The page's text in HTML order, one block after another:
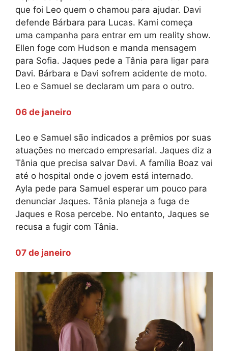
que foi Leo quem o chamou para ajudar. Davi
defende Bárbara para Lucas. Kami começa
uma campanha para entrar em um reality show.
Ellen foge com Hudson e manda mensagem
para Sofia. Jaques pede a Tânia para ligar para
Davi. Bárbara e Davi sofrem acidente de moto.
Leo e Samuel se declaram um para o outro.
06 de janeiro
Leo e Samuel são indicados a prêmios por suas
atuações no mercado empresarial. Jaques diz a
Tânia que precisa salvar Davi. A família Boaz vai
até o hospital onde o jovem está internado.
Ayla pede para Samuel esperar um pouco para
denunciar Jaques. Tânia planeja a fuga de
Jaques e Rosa percebe. No entanto, Jaques se
recusa a fugir com Tânia.
07 de janeiro